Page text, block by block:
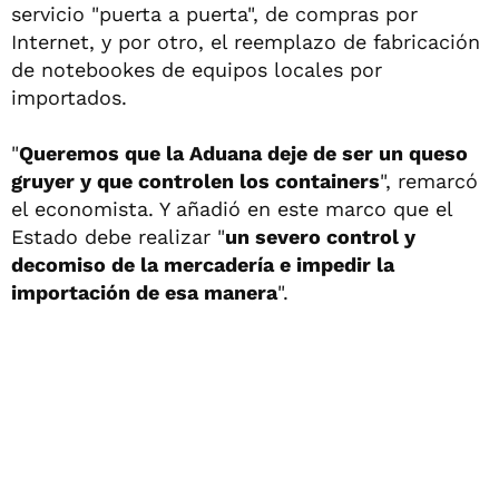
servicio "puerta a puerta", de compras por
Internet, y por otro, el reemplazo de fabricación
de notebookes de equipos locales por
importados.
"Queremos que la Aduana deje de ser un queso
gruyer y que controlen los containers", remarcó
el economista. Y añadió en este marco que el
Estado debe realizar "un severo control y
decomiso de la mercadería e impedir la
importación de esa manera".